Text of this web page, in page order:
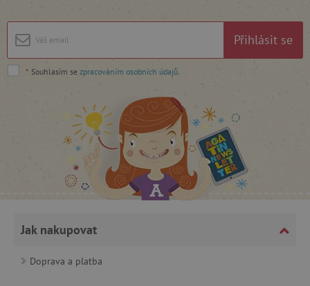
Přihlásit se
* Souhlasím se zpracováním osobních údajů
Jak nakupovat
Doprava a platba
CookieScriptConsent
CookieScript
www.agatinsvet.cz